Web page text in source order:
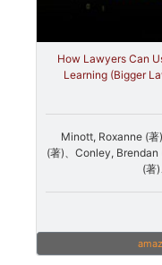
How Lawyers Can
Learning (Bigger
Minott, Roxanne (
(著)、Conley,
(著